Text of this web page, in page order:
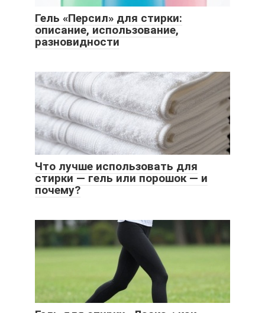
Гель «Персил» для стирки:
описание, использование,
разновидности
Что лучше использовать для
стирки — гель или порошок — и
почему?